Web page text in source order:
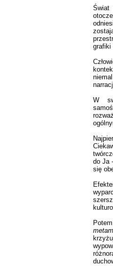
Świat
grafiki
W
do Ja
się